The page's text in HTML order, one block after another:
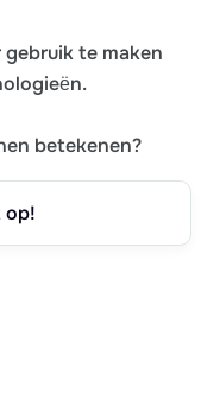
te maken
betekenen?
op!